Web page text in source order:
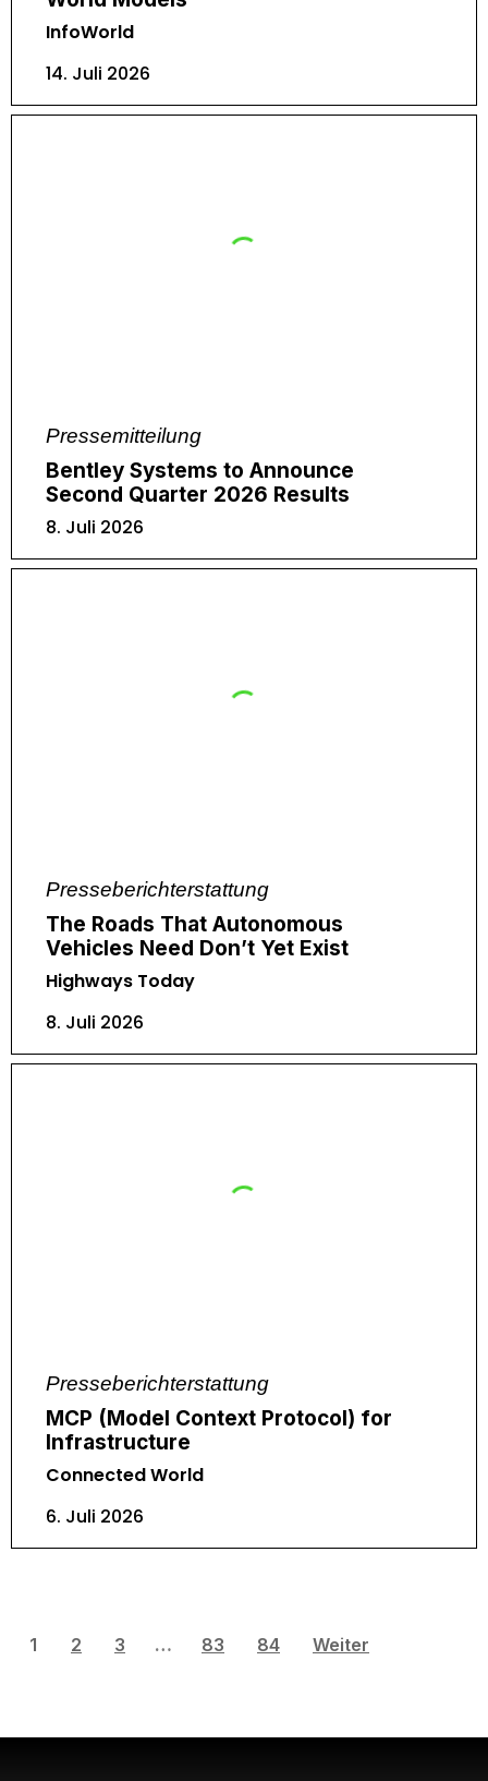
InfoWorld
14. Juli 2026
Pressemitteilung
Bentley Systems to Announce
Second Quarter 2026 Results
8. Juli 2026
Presseberichterstattung
The Roads That Autonomous
Vehicles Need Don’t Yet Exist
Highways Today
8. Juli 2026
Presseberichterstattung
MCP (Model Context Protocol) for
Infrastructure
Connected World
6. Juli 2026
1 2 3 … 83 84 Weiter